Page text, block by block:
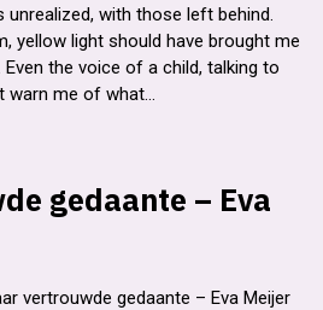
unrealized, with those left behind.
yellow light should have brought me
the voice of a child, talking to
warn me of what…
gedaante – Eva
vertrouwde gedaante – Eva Meijer